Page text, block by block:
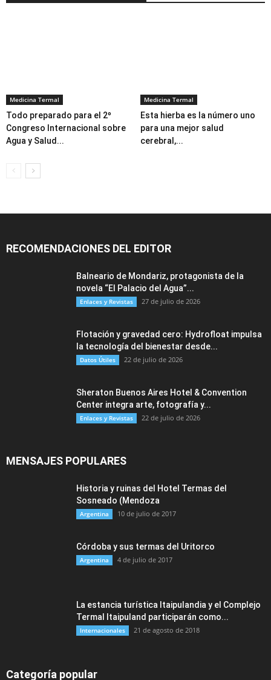
Medicina Termal
Todo preparado para el 2º
Congreso Internacional sobre
Agua y Salud...
Medicina Termal
Esta hierba es la número uno
para una mejor salud
cerebral,...
RECOMENDACIONES DEL EDITOR
Balneario de Mondariz, protagonista de la
novela “El Palacio del Agua”...
Enlaces y Revistas 27 de julio de 2026
Flotación y gravedad cero: Hydrofloat impulsa
la tecnología del bienestar desde...
Datos Útiles 22 de julio de 2026
Sheraton Buenos Aires Hotel & Convention
Center integra arte, fotografía y...
Enlaces y Revistas 22 de julio de 2026
MENSAJES POPULARES
Historia y ruinas del Hotel Termas del
Sosneado (Mendoza
Argentina 10 de julio de 2017
Córdoba y sus termas del Uritorco
Argentina 4 de julio de 2017
La estancia turística Itaipulandia y el Complejo
Termal Itaipuland participarán como...
Internacionales 21 de agosto de 2018
Categoría popular